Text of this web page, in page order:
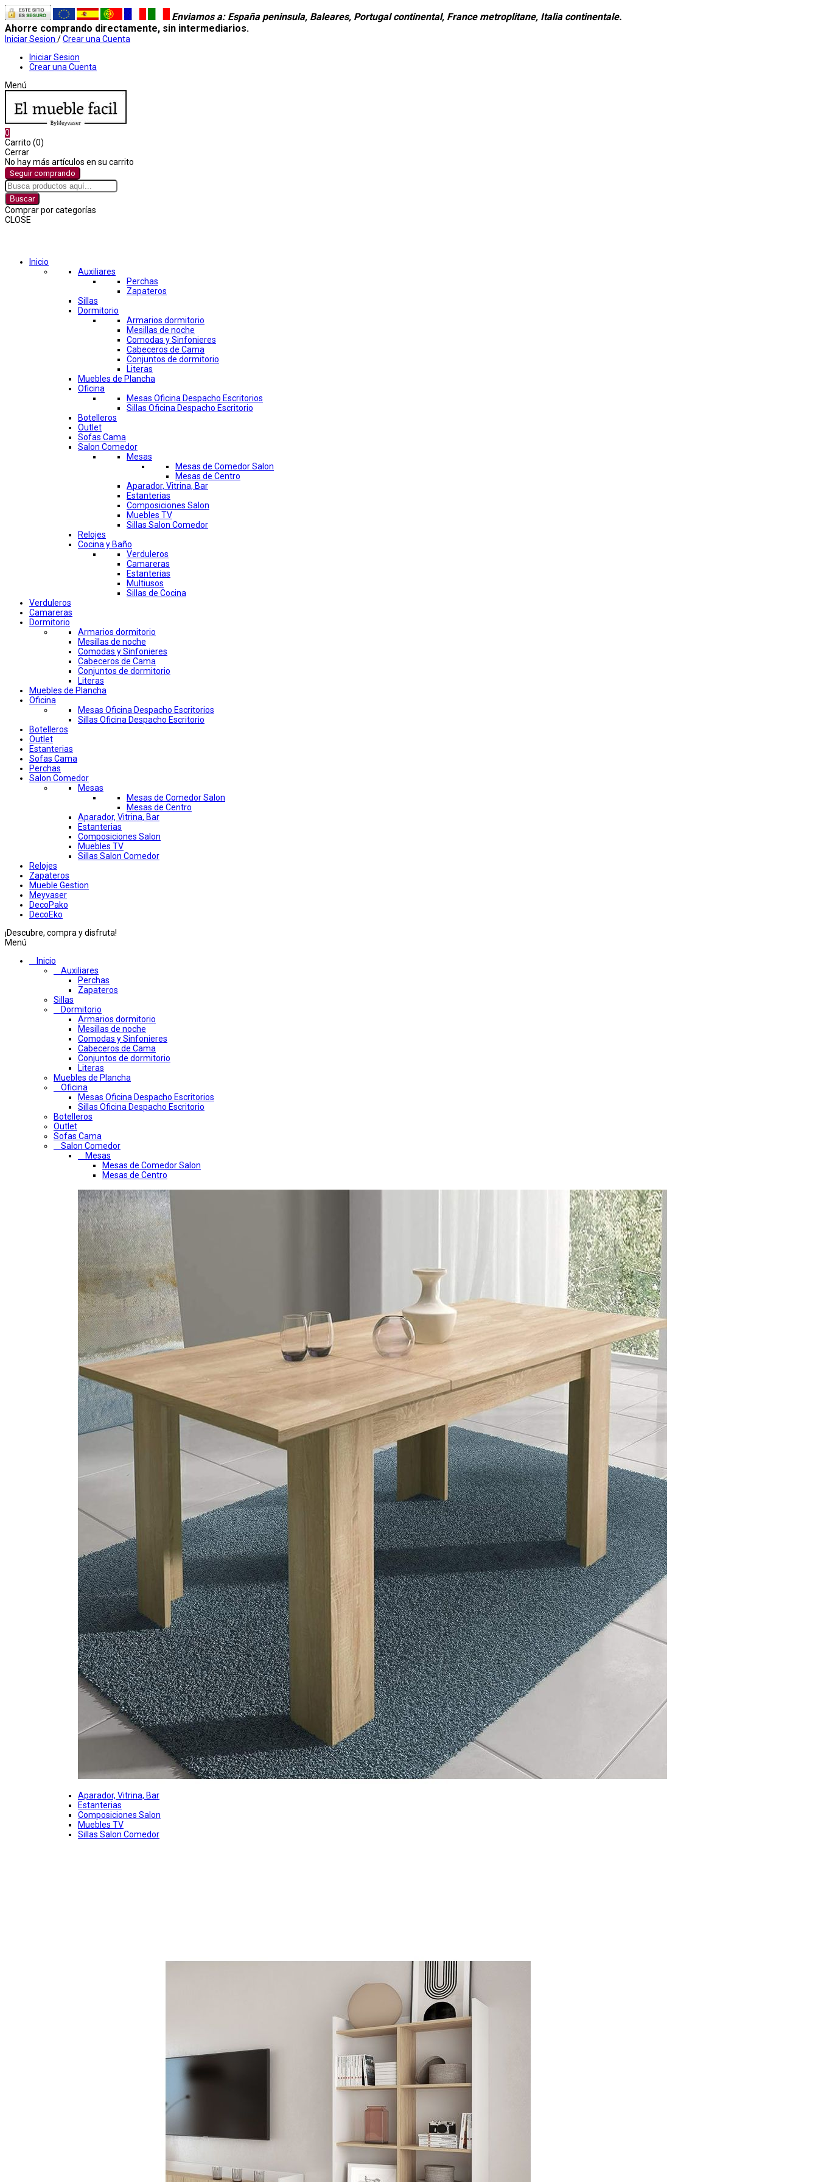
Enviamos a: España peninsula, Baleares, Portugal continental, France metroplitane, Italia continentale.
Ahorre comprando directamente, sin intermediarios.
Iniciar Sesion /Crear una Cuenta
Iniciar Sesion
Crear una Cuenta
Menú
0
Carrito (0)
Cerrar
No hay más artículos en su carrito
Seguir comprando
Buscar
Comprar por categorías
CLOSE
Inicio
Auxiliares
Perchas
Zapateros
Sillas
Dormitorio
Armarios dormitorio
Mesillas de noche
Comodas y Sinfonieres
Cabeceros de Cama
Conjuntos de dormitorio
Literas
Muebles de Plancha
Oficina
Mesas Oficina Despacho Escritorios
Sillas Oficina Despacho Escritorio
Botelleros
Outlet
Sofas Cama
Salon Comedor
Mesas
Mesas de Comedor Salon
Mesas de Centro
Aparador, Vitrina, Bar
Estanterias
Composiciones Salon
Muebles TV
Sillas Salon Comedor
Relojes
Cocina y Baño
Verduleros
Camareras
Estanterias
Multiusos
Sillas de Cocina
Verduleros
Camareras
Dormitorio
Armarios dormitorio
Mesillas de noche
Comodas y Sinfonieres
Cabeceros de Cama
Conjuntos de dormitorio
Literas
Muebles de Plancha
Oficina
Mesas Oficina Despacho Escritorios
Sillas Oficina Despacho Escritorio
Botelleros
Outlet
Estanterias
Sofas Cama
Perchas
Salon Comedor
Mesas
Mesas de Comedor Salon
Mesas de Centro
Aparador, Vitrina, Bar
Estanterias
Composiciones Salon
Muebles TV
Sillas Salon Comedor
Relojes
Zapateros
Mueble Gestion
Meyvaser
DecoPako
DecoEko
¡Descubre, compra y disfruta!
Menú
Inicio
Auxiliares
Perchas
Zapateros
Sillas
Dormitorio
Armarios dormitorio
Mesillas de noche
Comodas y Sinfonieres
Cabeceros de Cama
Conjuntos de dormitorio
Literas
Muebles de Plancha
Oficina
Mesas Oficina Despacho Escritorios
Sillas Oficina Despacho Escritorio
Botelleros
Outlet
Sofas Cama
Salon Comedor
Mesas
Mesas de Comedor Salon
Mesas de Centro
Aparador, Vitrina, Bar
Estanterias
Composiciones Salon
Muebles TV
Sillas Salon Comedor